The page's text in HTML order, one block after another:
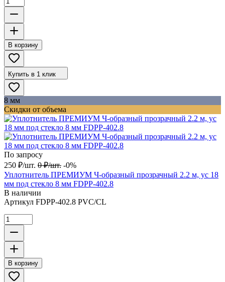
В корзину
Купить в 1 клик
8 мм
Скидки от объема
По запросу
250 ₽/шт. 0 ₽/шт. -0%
Уплотнитель ПРЕМИУМ Ч-образный прозрачный 2.2 м, ус 18
мм под стекло 8 мм FDPP-402.8
В наличии
Артикул FDPP-402.8 PVC/CL
В корзину